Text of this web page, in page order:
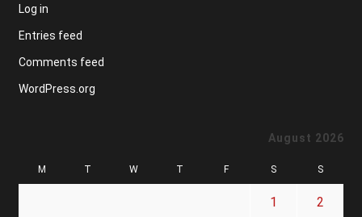
Log in
Entries feed
Comments feed
WordPress.org
August 2026
M T W T F S S
1 2